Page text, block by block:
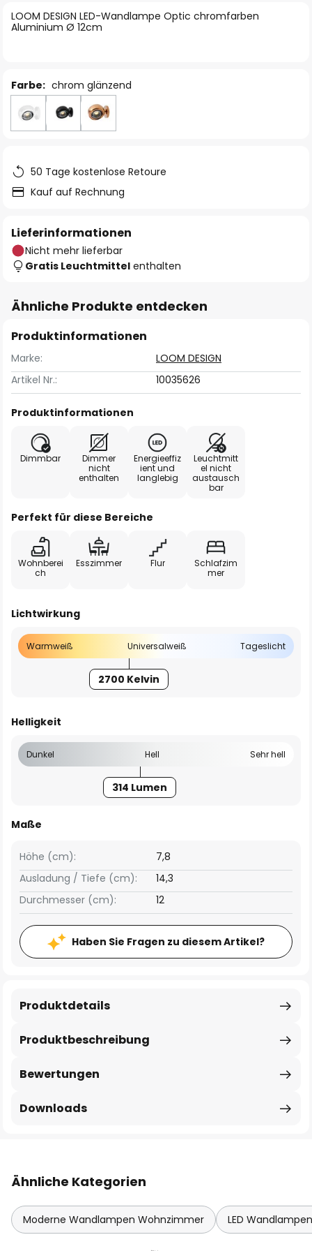
LOOM DESIGN LED-Wandlampe Optic chromfarben
Aluminium Ø 12cm
Farbe: chrom glänzend
50 Tage kostenlose Retoure
Kauf auf Rechnung
Lieferinformationen
Nicht mehr lieferbar
Gratis Leuchtmittel enthalten
Ähnliche Produkte entdecken
Produktinformationen
Marke:
LOOM DESIGN
Artikel Nr.:
10035626
Produktinformationen
Dimmbar
Dimmer
nicht
enthalten
Energieeffiz
ient und
langlebig
Leuchtmitt
el nicht
austausch
bar
Perfekt für diese Bereiche
Wohnberei
ch
Esszimmer Flur
Schlafzim
mer
Lichtwirkung
Warmweiß Universalweiß Tageslicht
2700 Kelvin
Helligkeit
Dunkel Hell Sehr hell
314 Lumen
Maße
Höhe (cm):
7,8
Ausladung / Tiefe (cm):
14,3
Durchmesser (cm):
12
Haben Sie Fragen zu diesem Artikel?
Produktbeschreibung
Produktdetails
Bewertungen
Downloads
Ähnliche Kategorien
Moderne Wandlampen Wohnzimmer LED